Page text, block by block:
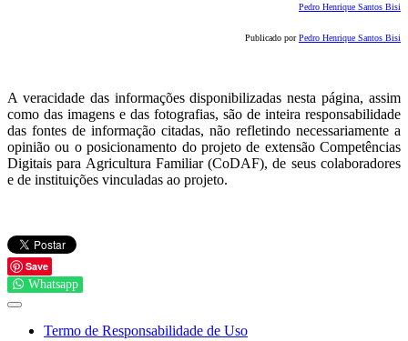
Pedro Henrique Santos Bisi
Publicado porPedro Henrique Santos Bisi
A veracidade das informações disponibilizadas nesta página, assim
como das imagens e das fotografias, são de inteira responsabilidade
das fontes de informação citadas, não refletindo necessariamente a
opinião ou o posicionamento do projeto de extensão Competências
Digitais para Agricultura Familiar (CoDAF), de seus colaboradores
e de instituições vinculadas ao projeto.
Save
Whatsapp
Termo de Responsabilidade de Uso